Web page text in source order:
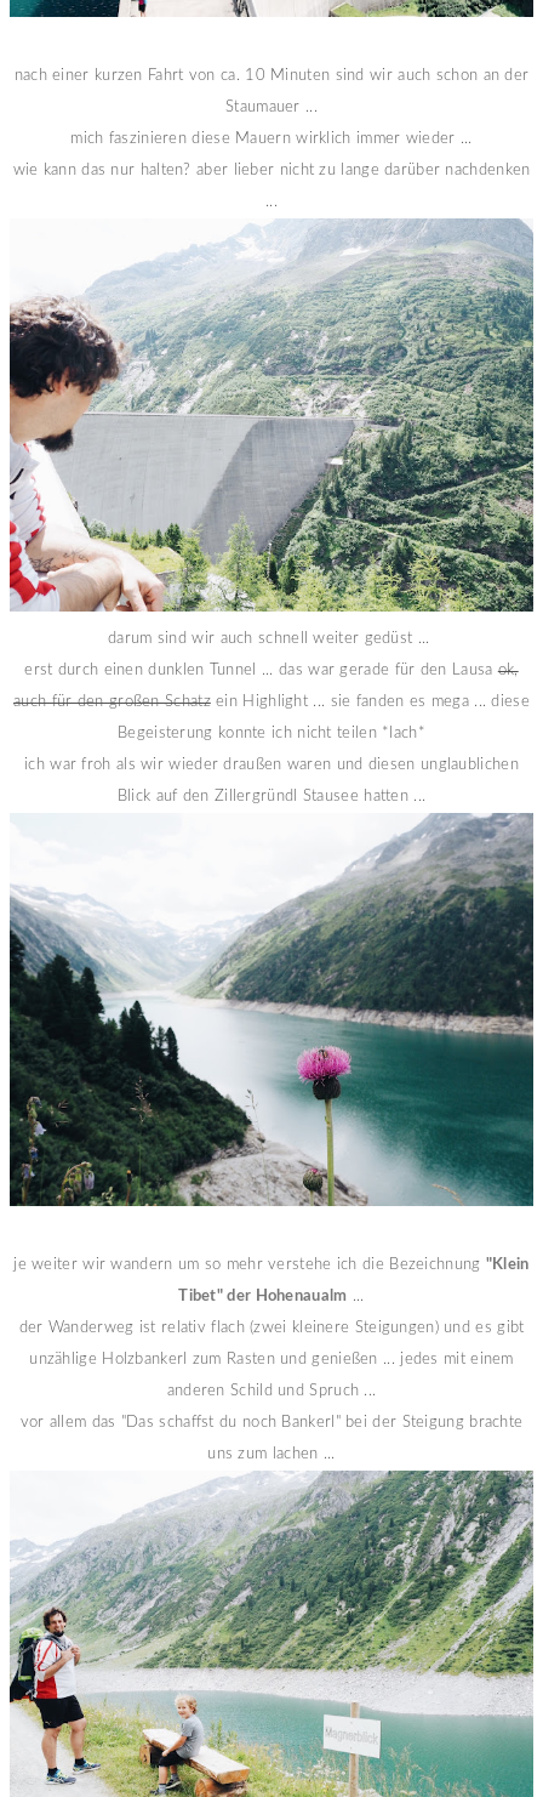
nach einer kurzen Fahrt von ca. 10 Minuten sind wir auch schon an der
Staumauer ...
mich faszinieren diese Mauern wirklich immer wieder ...
wie kann das nur halten? aber lieber nicht zu lange darüber nachdenken
...
darum sind wir auch schnell weiter gedüst ...
erst durch einen dunklen Tunnel ... das war gerade für den Lausaok,
auch für den großen Schatzein Highlight ... sie fanden es mega ... diese
Begeisterung konnte ich nicht teilen *lach*
ich war froh als wir wieder draußen waren und diesen unglaublichen
Blick auf den Zillergründl Stausee hatten ...
je weiter wir wandern um so mehr verstehe ich die Bezeichnung "Klein
Tibet" der Hohenaualm ...
der Wanderweg ist relativ flach (zwei kleinere Steigungen) und es gibt
unzählige Holzbankerl zum Rasten und genießen ... jedes mit einem
anderen Schild und Spruch ...
vor allem das "Das schaffst du noch Bankerl" bei der Steigung brachte
uns zum lachen ...